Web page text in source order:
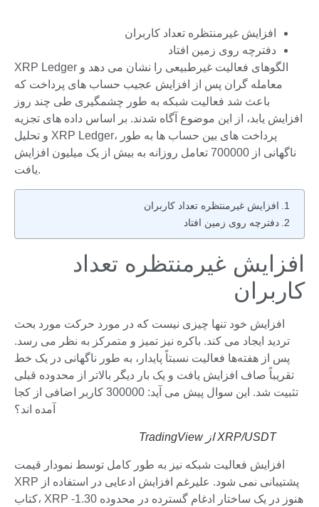
افزایش غیرمنتظره تعداد کاربران
دفترچه روی زمین افتاد
XRP Ledger الگوهای فعالیت غیرطبیعی را نشان می دهد و
معامله گران پس از افزایش عجیب حساب های پرداخت که
باعث شد فعالیت شبکه به طور چشمگیری طی چند روز
افزایش یابد، از این موضوع آگاه شدند. بر اساس داده های تجزیه
و تحلیل XRP Ledger، پرداخت های بین حساب ها به طور
ناگهانی از 700000 تعامل روزانه به بیش از یک میلیون افزایش
یافت.
افزایش غیرمنتظره تعداد کاربران
دفترچه روی زمین افتاد
افزایش غیرمنتظره تعداد
کاربران
افزایش خود تنها چیزی نیست که در مورد حرکت مورد بحث
تردید ایجاد می کند. باکره نیز تمیز و متمرکز به نظر می رسد.
پس از هفته‌ها فعالیت نسبتاً پایدار، به طور ناگهانی در یک خط
تقریباً صاف افزایش یافت و یک بار دیگر بالاتر از محدوده قبلی
تثبیت شد. این سوال پیش می آید: 300000 کاربر اضافی از کجا
آمده اند؟
XRP/USDT از TradingView
افزایش فعالیت شبکه نیز به طور کامل توسط نمودار قیمت
XRP پشتیبانی نمی شود. علیرغم افزایش ادعایی در استفاده از
کتاب، XRP هنوز در یک ساختار ادغام گسترده در محدوده 1.30-